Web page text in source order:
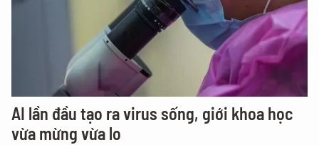
AI lần đầu tạo ra virus sống, giới khoa học
vừa mừng vừa lo